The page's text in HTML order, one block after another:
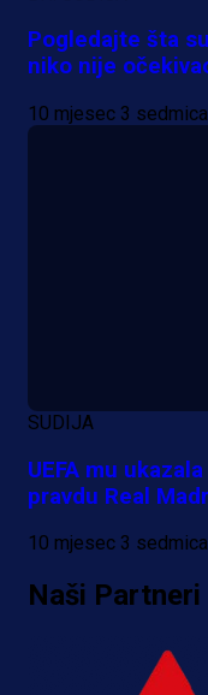
A Selekcija
Kakva
dva gola
Pogledajte šta
niko nije
10 mjesec 3 sedmica
SUDIJA
UEFA mu
pravdu Real
10 mjesec 3 sedmica
Naši Partneri